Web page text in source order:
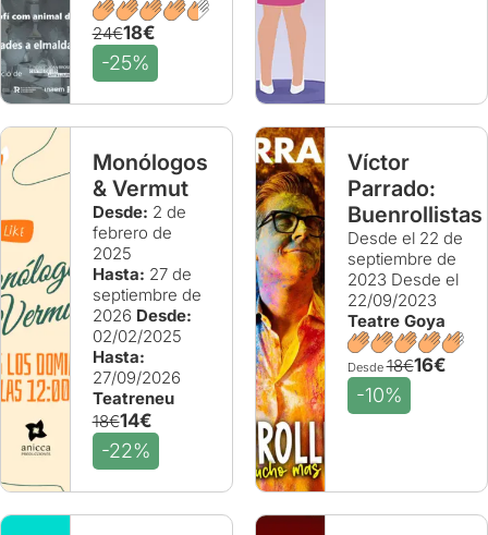
24€18€
-25%
Monólogos
& Vermut
Desde: 2 de
febrero de
2025
Hasta: 27 de
septiembre de
2026 Desde:
02/02/2025
Hasta:
27/09/2026
Teatreneu
18€14€
-22%
Víctor
Parrado:
Buenrollistas
Desde el 22 de
septiembre de
2023 Desde el
22/09/2023
Teatre Goya
Desde18€16€
-10%